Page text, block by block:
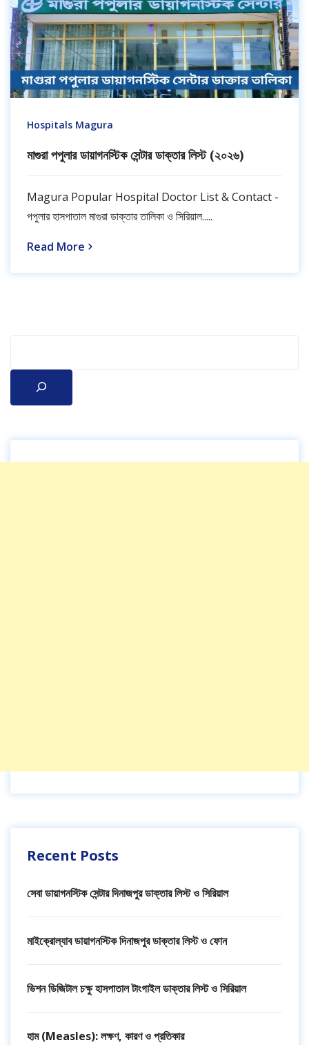
Recent Posts
সেবা ডায়াগনস্টিক সেন্টার দিনাজপুর ডাক্তার লিস্ট ও সিরিয়াল
মাইক্রোল্যাব ডায়াগনস্টিক দিনাজপুর ডাক্তার লিস্ট ও ফোন
ভিশন ডিজিটাল চক্ষু হাসপাতাল টাংগাইল ডাক্তার লিস্ট ও সিরিয়াল
হাম (Measles): লক্ষণ, কারণ ও প্রতিকার
Hospitals Magura
মাগুরা পপুলার ডায়াগনস্টিক সেন্টার ডাক্তার লিস্ট (২০২৬)
Magura Popular Hospital Doctor List & Contact -
পপুলার হাসপাতাল মাগুরা ডাক্তার তালিকা ও সিরিয়াল.....
Read More